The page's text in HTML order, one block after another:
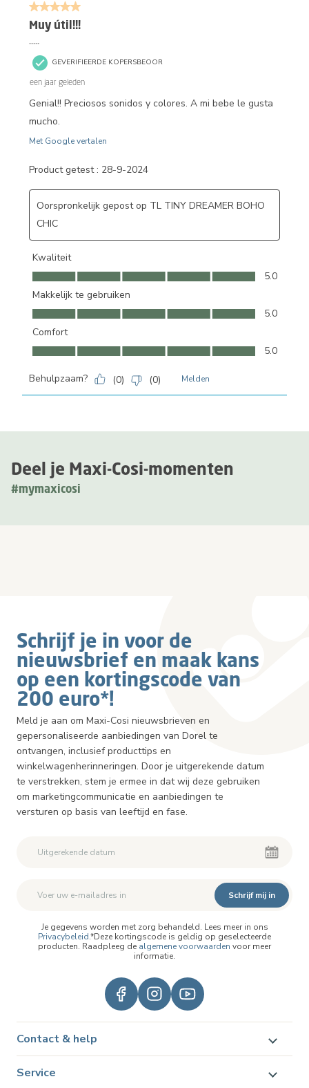
Deel je Maxi-Cosi-momenten
#mymaxicosi
Beoordeling.
5 van 5 sterren.
Muy útil!!!
…..
GEVERIFIEERDE KOPERSBEOOR
een jaar geleden
Genial!! Preciosos sonidos y colores. A mi bebe le gusta
mucho.
Met Google vertalen
Product getest : 28-9-2024
Oorspronkelijk gepost op TL TINY DREAMER BOHO
CHIC
Kwaliteit
Kwaliteit, 5.0 van 5
5.0
Makkelijk te gebruiken
Makkelijk te gebruiken, 5.0 van 5
5.0
Comfort
Comfort, 5.0 van 5
5.0
Behulpzaam? (0) (0) Melden
Schrijf je in voor de
nieuwsbrief en maak kans
op een kortingscode van
200 euro*!
Meld je aan om Maxi-Cosi nieuwsbrieven en
gepersonaliseerde aanbiedingen van Dorel te
ontvangen, inclusief producttips en
winkelwagenherinneringen. Door je uitgerekende datum
te verstrekken, stem je ermee in dat wij deze gebruiken
om marketingcommunicatie en aanbiedingen te
versturen op basis van leeftijd en fase.
Schrijf mij in
Je gegevens worden met zorg behandeld. Lees meer in ons
Privacybeleid.*Deze kortingscode is geldig op geselecteerde
producten. Raadpleeg de algemene voorwaarden voor meer
informatie.
Contact & help
Service